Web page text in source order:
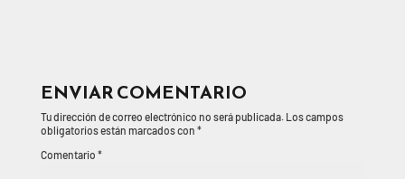
ENVIAR COMENTARIO
Tu dirección de correo electrónico no será publicada. Los campos
obligatorios están marcados con *
Comentario *